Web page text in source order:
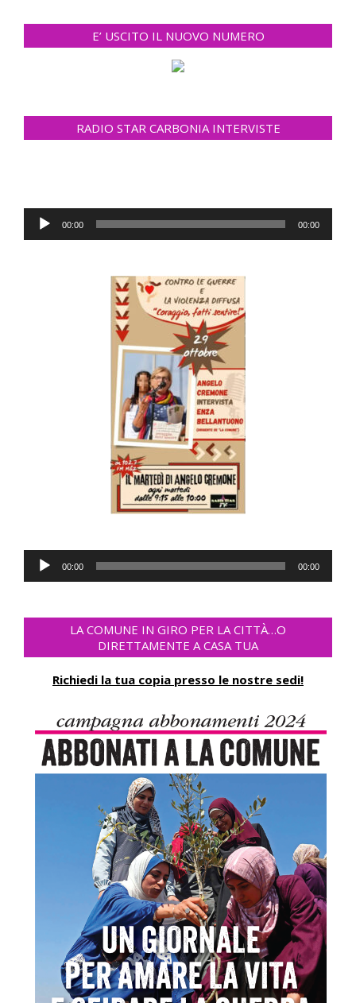
E’ USCITO IL NUOVO NUMERO
RADIO STAR CARBONIA INTERVISTE
Audio
Player
00:00 00:00
Audio
Player
00:00 00:00
LA COMUNE IN GIRO PER LA CITTÀ…O
DIRETTAMENTE A CASA TUA
Richiedi la tua copia presso le nostre sedi!